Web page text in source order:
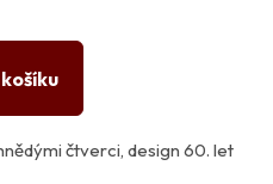
čtverci, design 60. let